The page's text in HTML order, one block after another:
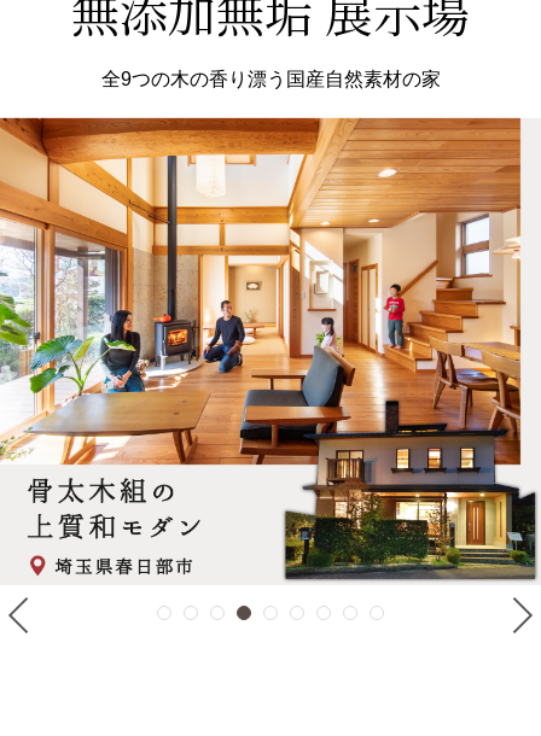
全9つの木の香り漂う国産自然素材の家